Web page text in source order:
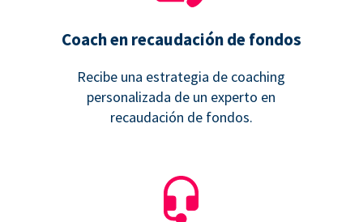
Coach en recaudación de fondos
Recibe una estrategia de coaching
personalizada de un experto en
recaudación de fondos.